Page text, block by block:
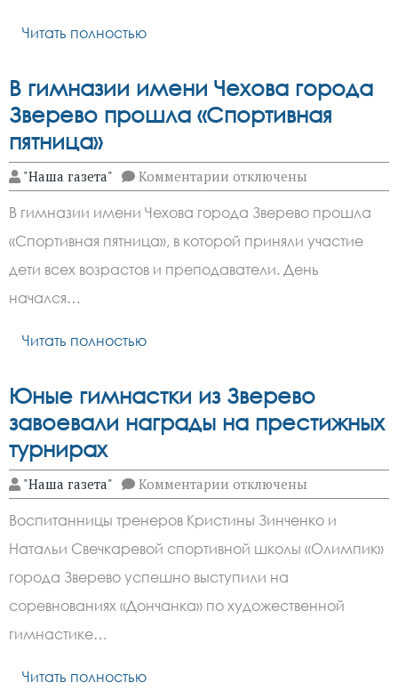
Читать полностью
В гимназии имени Чехова города
Зверево прошла «Спортивная
пятница»
"Наша газета" Комментарии к
записи
гимназии
имени
Чехова
города
Зверево
отключены
В гимназии имени Чехова города Зверево прошла
«Спортивная пятница», в которой приняли участие
дети всех возрастов и преподаватели. День
начался…
Читать полностью
Юные гимнастки из Зверево
завоевали награды на престижных
турнирах
"Наша газета" Комментарии к
записи
Юные
гимнастки
из
Зверево
завоевали
награды
на
престижных
отключены
Воспитанницы тренеров Кристины Зинченко и
Натальи Свечкаревой спортивной школы «Олимпик»
города Зверево успешно выступили на
соревнованиях «Дончанка» по художественной
гимнастике…
Читать полностью